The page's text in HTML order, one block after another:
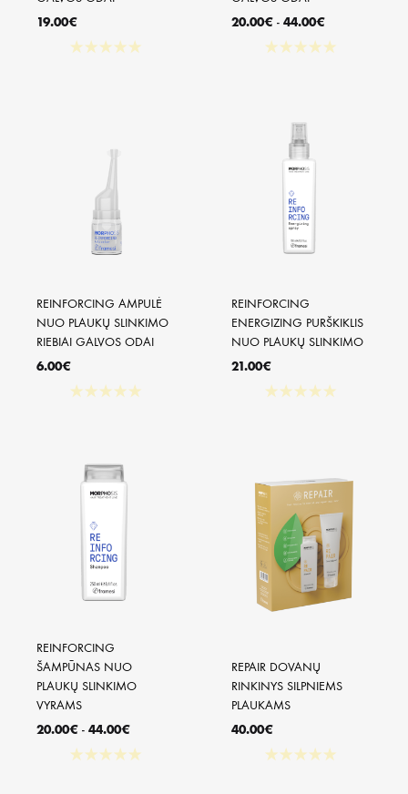
19.00€
★★★★★
20.00€ - 44.00€
★★★★★
REINFORCING AMPULĖ
NUO PLAUKŲ SLINKIMO
RIEBIAI GALVOS ODAI
6.00€
★★★★★
REINFORCING
ENERGIZING PURŠKIKLIS
NUO PLAUKŲ SLINKIMO
21.00€
★★★★★
REINFORCING
ŠAMPŪNAS NUO
PLAUKŲ SLINKIMO
VYRAMS
20.00€ - 44.00€
★★★★★
REPAIR DOVANŲ
RINKINYS SILPNIEMS
PLAUKAMS
40.00€
★★★★★